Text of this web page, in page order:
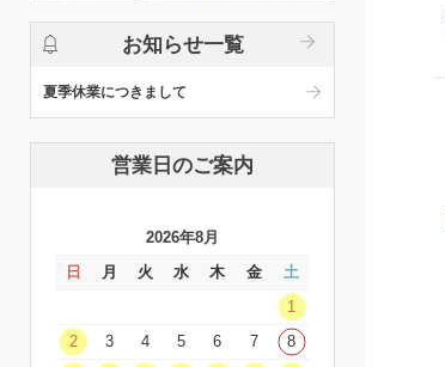
お知らせ一覧
夏季休業につきまして
営業日のご案内
2026年8月
日
月 火 水 木 金
土
1
2
3 4 5 6 7
8